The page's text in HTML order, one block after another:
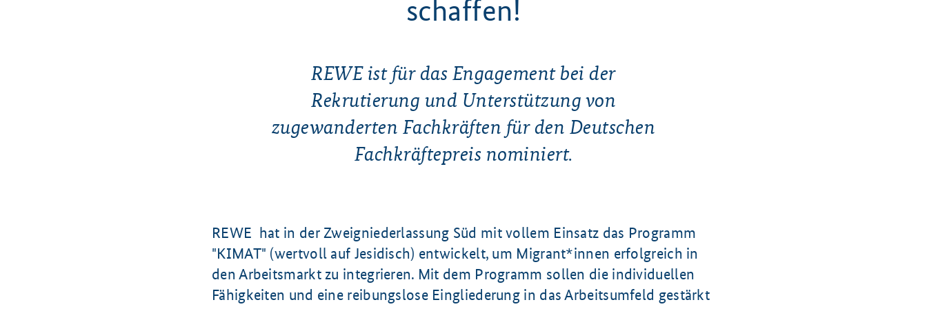
schaffen!
REWE ist für das Engagement bei der
Rekrutierung und Unterstützung von
zugewanderten Fachkräften für den Deutschen
Fachkräftepreis nominiert.
REWE hat in der Zweigniederlassung Süd mit vollem Einsatz das Programm
"KIMAT" (wertvoll auf Jesidisch) entwickelt, um Migrant*innen erfolgreich in
den Arbeitsmarkt zu integrieren. Mit dem Programm sollen die individuellen
Fähigkeiten und eine reibungslose Eingliederung in das Arbeitsumfeld gestärkt